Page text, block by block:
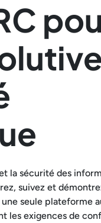
la sécurité des
suivez et
seule plateforme
les exigences de